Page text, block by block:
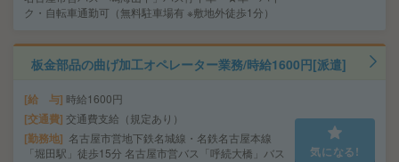
ク・自転車通勤可（無料駐車場有 ※敷地外徒歩1分）
板金部品の曲げ加工オペレーター業務/時給1600円[派遣]
給 与 時給1600円
交通費 交通費支給（規定あり）
勤務地 名古屋市営地下鉄名城線・名鉄名古屋本線
「堀田駅」徒歩15分 名古屋市営バス「呼続大橋」バス
気になる!